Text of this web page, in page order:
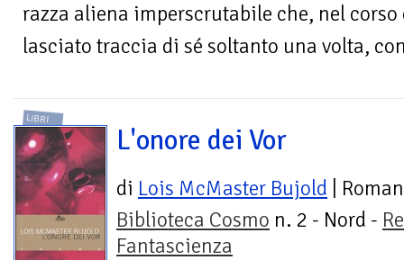
razza aliena imperscrutabile che, nel
lasciato traccia di sé soltanto una volta,
LIBRI
L'onore dei Vor
di Lois McMaster Bujold |
Biblioteca Cosmo n. 2 - Nord -
Fantascienza